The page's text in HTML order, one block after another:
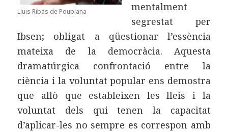
Lluis Ribas de Pouplana
mentalment
segrestat per
Ibsen; obligat a qüestionar l’essència
mateixa de la democràcia. Aquesta
dramatúrgica confrontació entre la
ciència i la voluntat popular ens demostra
que allò que estableixen les lleis i la
voluntat dels qui tenen la capacitat
d’aplicar-les no sempre es correspon amb